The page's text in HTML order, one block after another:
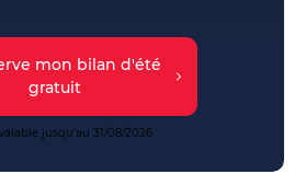
En savoir plus